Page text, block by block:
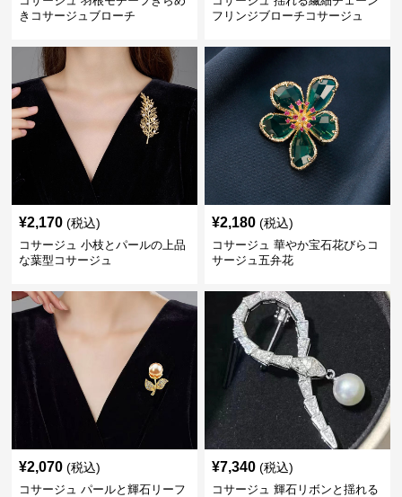
きコサージュブローチ
フリンジブローチコサージュ
¥2,170 (税込)
コサージュ 小枝とパールの上品
な葉型コサージュ
¥2,180 (税込)
コサージュ 華やか宝石花びらコ
サージュ五弁花
¥2,070 (税込)
コサージュ パールと輝石リーフ
¥7,340 (税込)
コサージュ 輝石リボンと揺れる